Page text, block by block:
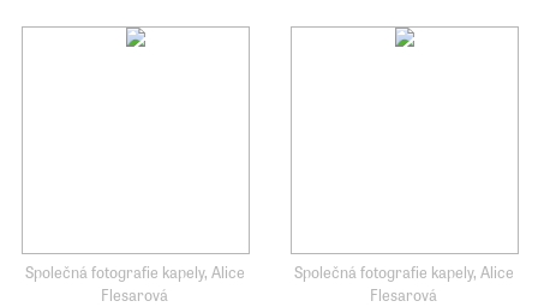
Společná fotografie kapely, Alice
Flesarová
Společná fotografie kapely, Alice
Flesarová